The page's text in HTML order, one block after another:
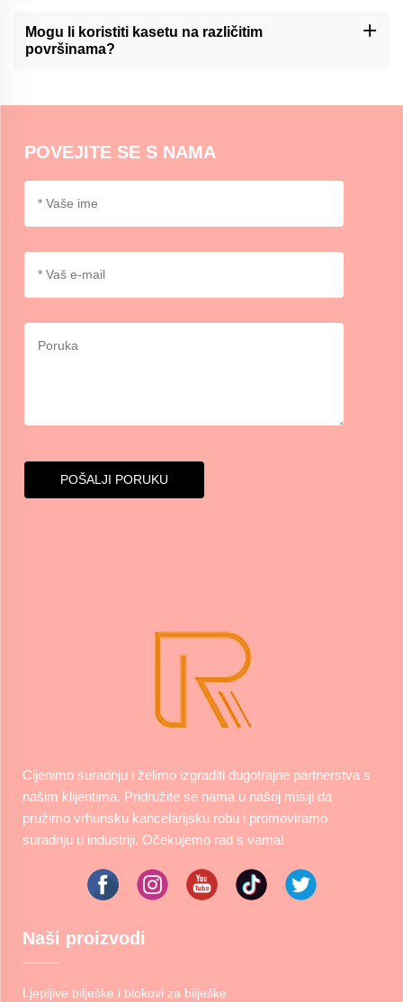
ponovnu upotrebu. Međutim, može se ukloniti i s pažnjom
postaviti na određene površine.
Mogu li koristiti kasetu na različitim
površinama?
slučaju da se primjenjuje druga metoda, ispit je preporučljiv.
POVEJITE SE S NAMA
POŠALJI PORUKU
Cijenimo suradnju i želimo izgraditi dugotrajne partnerstva s
našim klijentima. Pridružite se nama u našoj misiji da
pružimo vrhunsku kancelarijsku robu i promoviramo
suradnju u industriji. Očekujemo rad s vama!
Naši proizvodi
Ljepljive bilješke i blokovi za bilješke